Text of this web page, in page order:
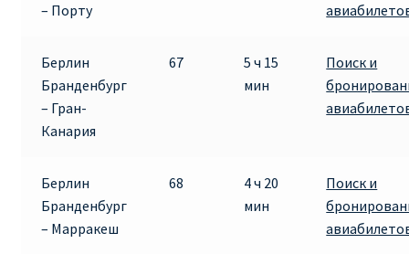
– Порту
Берлин
Бранденбург
– Гран-
Канария
67
5 ч 15
мин
Поиск и
Берлин
Бранденбург
– Марракеш
68
4 ч 20
мин
Поиск и